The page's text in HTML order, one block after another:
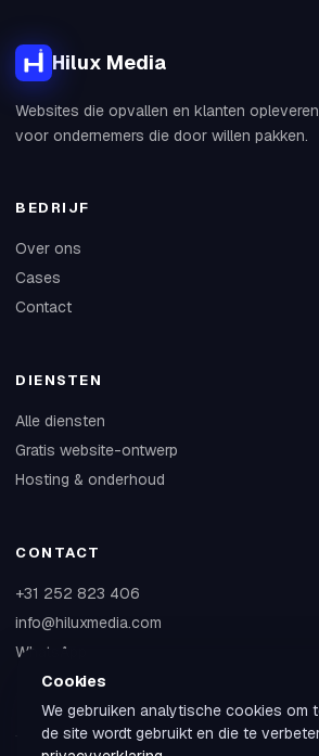
Hilux Media
Websites die opvallen en klanten
voor ondernemers die door willen pakken.
BEDRIJF
Over ons
Cases
Contact
DIENSTEN
Alle diensten
Gratis website-ontwerp
Hosting & onderhoud
CONTACT
+31 252 823 406
info@hiluxmedia.com
WhatsApp
Cookies
We gebruiken analytische cookies om
de site wordt gebruikt en die te